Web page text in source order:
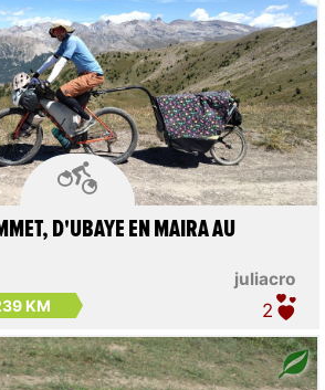

juliacro
D'UBAYE EN MAIRA AU
KM 2